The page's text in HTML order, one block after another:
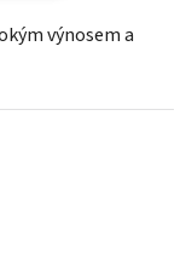
výnosem a